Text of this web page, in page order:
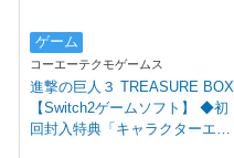
ゲーム
コーエーテクモゲームス
進撃の巨人３ TREASURE BOX
【Switch2ゲームソフト】 ◆初
回封入特典「キャラクターエデ